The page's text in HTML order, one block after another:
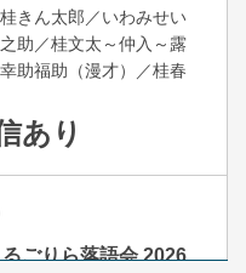
きん太郎／いわみせい
助／桂文太～仲入～露
助福助（漫才）／桂春
あり
ごりら落語会 2026